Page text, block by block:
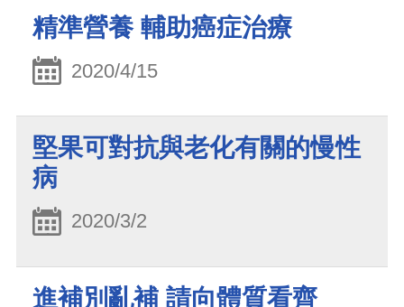
精準營養 輔助癌症治療
2020/4/15
堅果可對抗與老化有關的慢性
病
2020/3/2
進補別亂補 請向體質看齊